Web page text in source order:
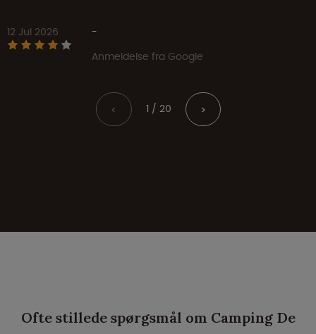
12 Jul 2026
-
Anmeldelse fra Google
< 1 / 20 >
Ofte stillede spørgsmål om Camping De